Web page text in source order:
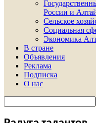
России и
Сельское
Социальная
Экономика
В стране
Объявления
Реклама
Подписка
О нас